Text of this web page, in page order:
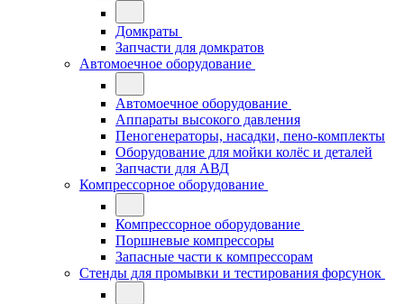
Домкраты
Запчасти для домкратов
Автомоечное оборудование
Автомоечное оборудование
Аппараты высокого давления
Пеногенераторы, насадки, пено-комплекты
Оборудование для мойки колёс и деталей
Запчасти для АВД
Компрессорное оборудование
Компрессорное оборудование
Поршневые компрессоры
Запасные части к компрессорам
Стенды для промывки и тестирования форсунок